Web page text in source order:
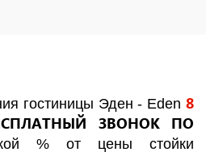
гостиницы Эден - Eden 8
ЗВОНОК ПО
% от цены стойки